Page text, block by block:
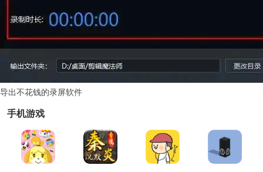
导出不花钱的录屏软件
手机游戏